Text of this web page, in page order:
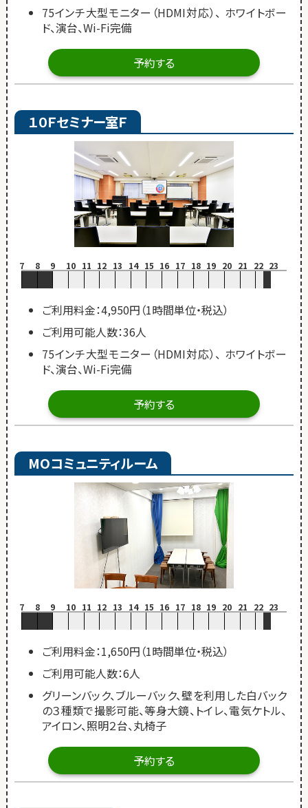
75インチ大型モニター（HDMI対応）、 ホワイトボー
ド、演台、Wi-Fi完備
予約する
１０Ｆセミナー室Ｆ
7 8 9 10 11 12 13 14 15 16 17 18 19 20 21 22 23
ご利用料金：4,950円（1時間単位・税込）
ご利用可能人数：36人
75インチ大型モニター（HDMI対応）、 ホワイトボー
ド、演台、Wi-Fi完備
予約する
MOコミュニティルーム
7 8 9 10 11 12 13 14 15 16 17 18 19 20 21 22 23
ご利用料金：1,650円（1時間単位・税込）
ご利用可能人数：6人
グリーンバック、ブルーバック、壁を利用した白バック
の３種類で撮影可能、等身大鏡、トイレ、電気ケトル、
アイロン、照明２台、丸椅子
予約する